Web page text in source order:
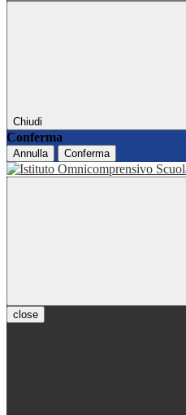
Chiudi
Conferma
Annulla Conferma
close